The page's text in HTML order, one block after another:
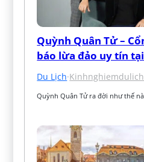
Quỳnh Quân Tử –
báo lừa đảo uy tín
Du Lịch·
Quỳnh Quân Tử ra đời như thế